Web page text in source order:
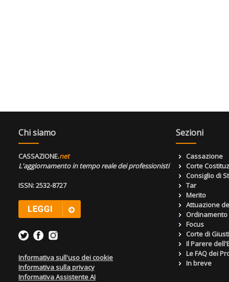
Chi siamo
CASSAZIONE.net
L'aggiornamento in tempo reale dei professionisti
ISSN: 2532-8727
Informativa sull'uso dei cookie
Informativa sulla privacy
Informativa Assistente AI
Sezioni
Cassazione
Corte
Consiglio di
Tar
Merito
Attuazione
Focus
Corte di
Il Parere
Le FAQ dei
In breve